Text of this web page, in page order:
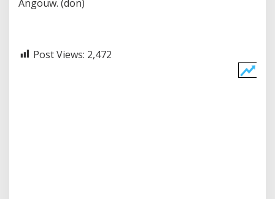
Angouw. (don)
Post Views: 2,472